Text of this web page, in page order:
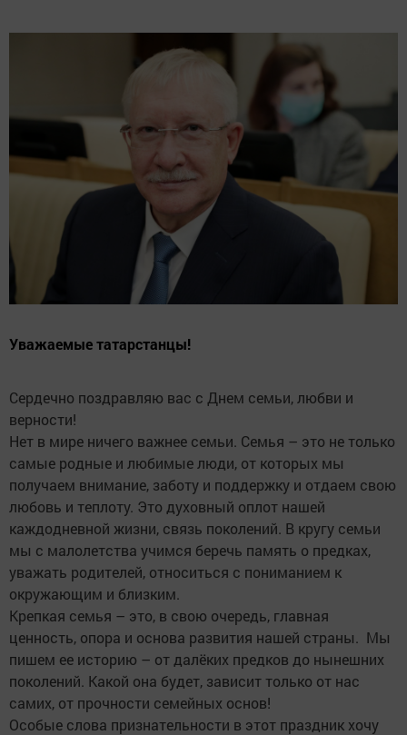
Уважаемые татарстанцы!
Сердечно поздравляю вас с Днем семьи, любви и
верности!
Нет в мире ничего важнее семьи. Семья – это не только
самые родные и любимые люди, от которых мы
получаем внимание, заботу и поддержку и отдаем свою
любовь и теплоту. Это духовный оплот нашей
каждодневной жизни, связь поколений. В кругу семьи
мы с малолетства учимся беречь память о предках,
уважать родителей, относиться с пониманием к
окружающим и близким.
Крепкая семья – это, в свою очередь, главная
ценность, опора и основа развития нашей страны. Мы
пишем ее историю – от далёких предков до нынешних
поколений. Какой она будет, зависит только от нас
самих, от прочности семейных основ!
Особые слова признательности в этот праздник хочу